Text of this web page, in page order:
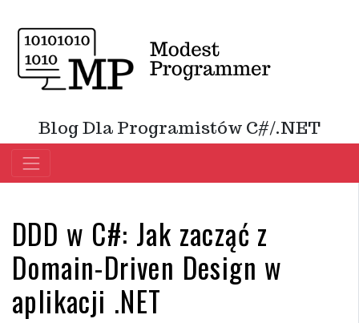
Blog Dla Programistów C#/.NET
DDD w C#: Jak zacząć z
Domain-Driven Design w
aplikacji .NET